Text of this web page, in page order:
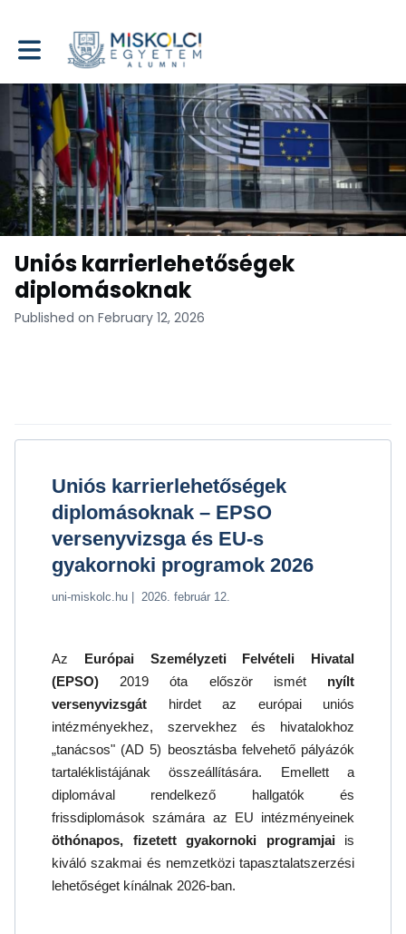
Toggle main navigation
Uniós karrierlehetőségek
diplomásoknak
Published on February 12, 2026
Uniós karrierlehetőségek
diplomásoknak – EPSO
versenyvizsga és EU-s
gyakornoki programok 2026
uni-miskolc.hu | 2026. február 12.
Az Európai Személyzeti Felvételi Hivatal
(EPSO) 2019 óta először ismét nyílt
versenyvizsgát hirdet az európai uniós
intézményekhez, szervekhez és hivatalokhoz
„tanácsos" (AD 5) beosztásba felvehető pályázók
tartaléklistájának összeállítására. Emellett a
diplomával rendelkező hallgatók és
frissdiplomások számára az EU intézményeinek
öthónapos, fizetett gyakornoki programjaiis
kiváló szakmai és nemzetközi tapasztalatszerzési
lehetőséget kínálnak 2026-ban.